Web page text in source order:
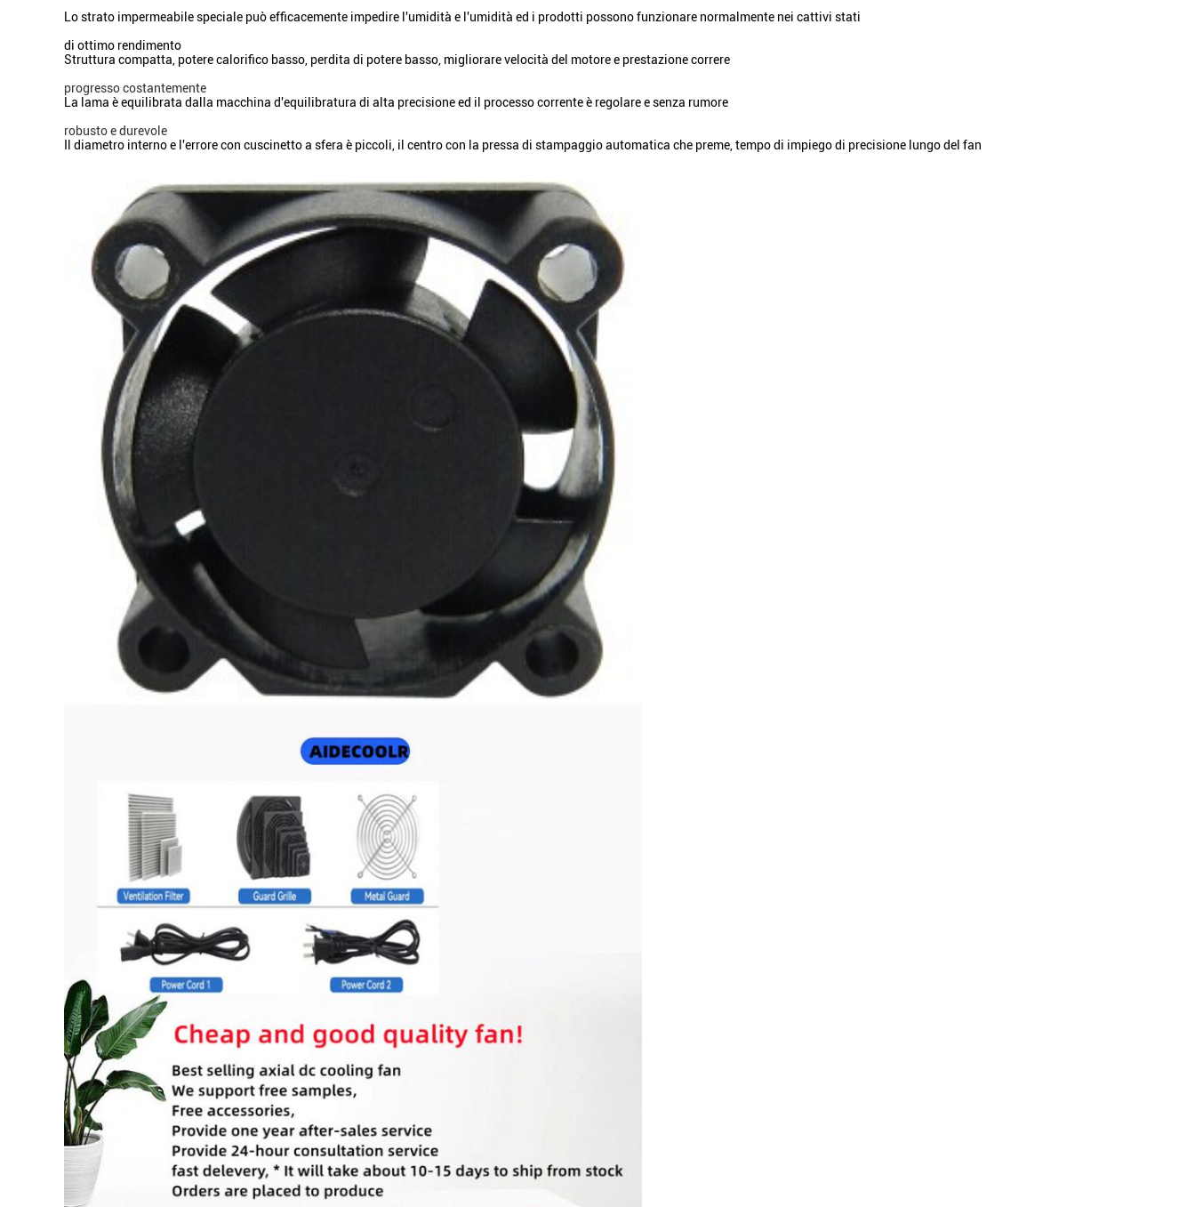
Lo strato impermeabile speciale può efficacemente impedire l'umidità e l'umidità ed i prodotti possono funzionare normalmente nei cattivi stati
di ottimo rendimento
Struttura compatta, potere calorifico basso, perdita di potere basso, migliorare velocità del motore e prestazione correre
progresso costantemente
La lama è equilibrata dalla macchina d'equilibratura di alta precisione ed il processo corrente è regolare e senza rumore
robusto e durevole
Il diametro interno e l'errore con cuscinetto a sfera è piccoli, il centro con la pressa di stampaggio automatica che preme, tempo di impiego di precisione lungo del fan